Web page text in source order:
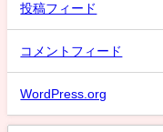
投稿フィード
コメントフィード
WordPress.org